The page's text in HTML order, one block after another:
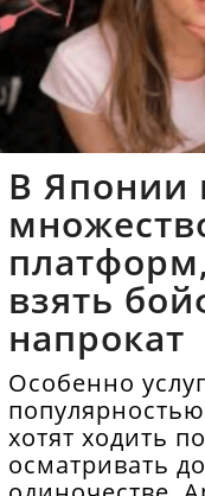
В Японии
взять
напрокат
Особенно
хотят ходить
осматривать